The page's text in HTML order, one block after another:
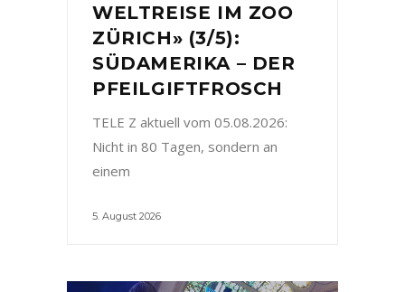
WELTREISE IM ZOO
ZÜRICH» (3/5):
SÜDAMERIKA – DER
PFEILGIFTFROSCH
TELE Z aktuell vom 05.08.2026:
Nicht in 80 Tagen, sondern an
einem
5. August 2026